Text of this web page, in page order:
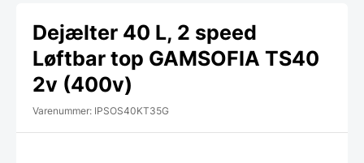
Dejælter 40 L, 2 speed
Løftbar top GAMSOFIA TS40
2v (400v)
Varenummer: IPSOS40KT35G